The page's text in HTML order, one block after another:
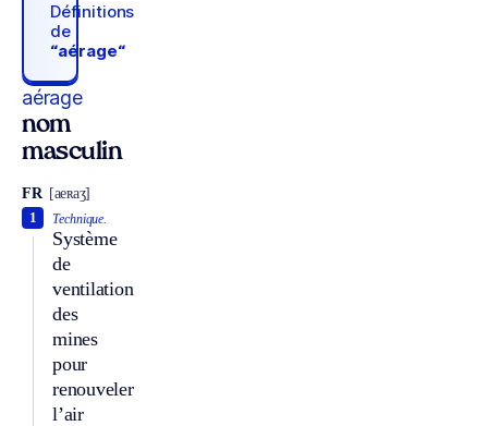
Définitions
de
“aérage“
aérage
nom
masculin
FR [aeʀaʒ]
Technique.
Système
de
ventilation
des
mines
pour
renouveler
l’air
1